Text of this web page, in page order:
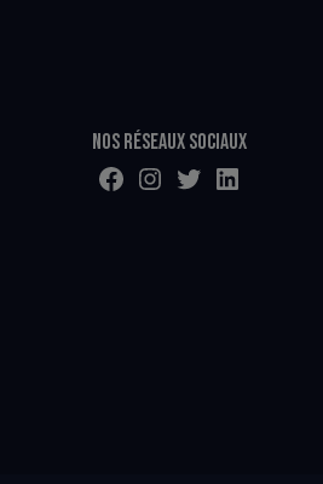
Nos réseaux sociaux
Facebook Instagram Twitter LinkedIn